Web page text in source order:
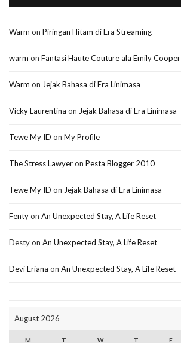
Warm on Piringan Hitam di Era Streaming
warm on Fantasi Haute Couture ala Emily Cooper
Warm on Jejak Bahasa di Era Linimasa
Vicky Laurentina on Jejak Bahasa di Era Linimasa
Tewe My ID on My Profile
The Stress Lawyeron Pesta Blogger 2010
Tewe My ID on Jejak Bahasa di Era Linimasa
Fentyon An Unexpected Stay, A Life Reset
Destyon An Unexpected Stay, A Life Reset
Devi Eriana on An Unexpected Stay, A Life Reset
August 2026
M T W T F